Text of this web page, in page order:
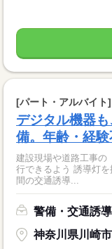
[パート・アルバイト]
デジタル機器
備。年齢・経験
建設現場や道路工事の 「交通
行できるよう 誘導灯を振って案内！ ▼働く
間の交通誘導...
警備・交通誘導
神奈川県川崎